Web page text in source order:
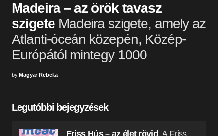
Madeira – az örök tavasz
szigete Madeira szigete, amely az
Atlanti-óceán közepén, Közép-
Európától mintegy 1000
by Magyar Rebeka
Legutóbbi bejegyzések
Friss Hús – az élet rövid A Friss